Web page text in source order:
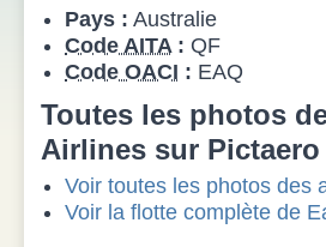
Pays : Australie
Code AITA: QF
Code OACI : EAQ
Toutes les photos
Airlines sur Pictaero
Voir toutes les photos des
Voir la flotte complète de